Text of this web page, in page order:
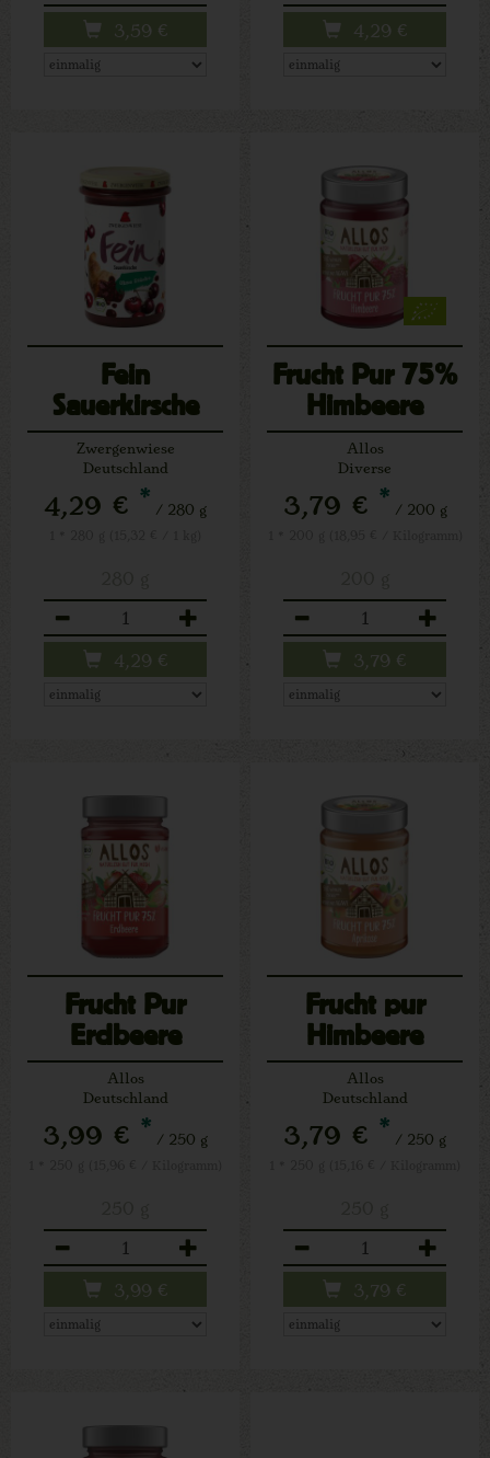
3,59 € 4,29 €
Fein
Sauerkirsche
Zwergenwiese
Deutschland
4,29 € * / 280 g
4,29 €
Frucht Pur 75%
Himbeere
Allos
Diverse
3,79 € * / 200 g
3,79 €
Frucht Pur
Erdbeere
Allos
Deutschland
3,99 € * / 250 g
3,99 €
Frucht pur
Himbeere
Maracuja
Allos
Deutschland
3,79 € * / 250 g
3,79 €